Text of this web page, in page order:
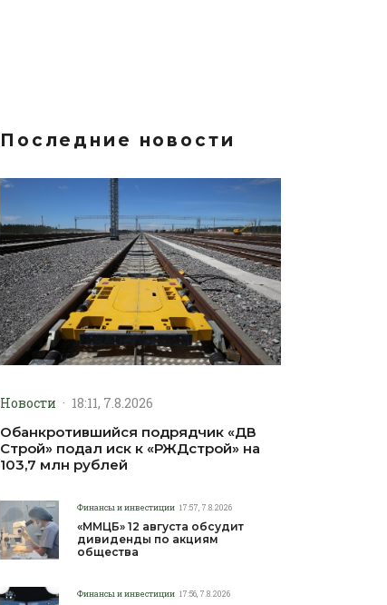
Последние новости
Новости · 18:11, 7.8.2026
Обанкротившийся подрядчик «ДВ
Строй» подал иск к «РЖДстрой» на
103,7 млн рублей
Финансы и инвестиции 17:57, 7.8.2026
«ММЦБ» 12 августа обсудит
дивиденды по акциям
общества
Финансы и инвестиции 17:56, 7.8.2026